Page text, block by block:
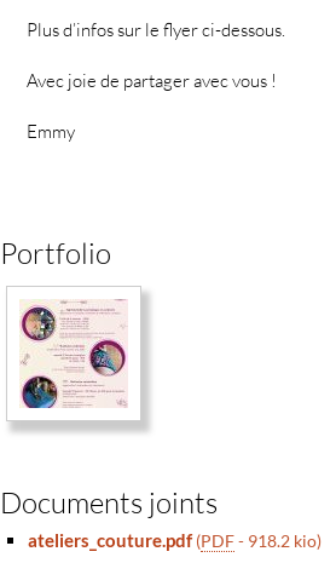
Plus d’infos sur le flyer ci-dessous.
Avec joie de partager avec vous !
Emmy
Portfolio
Documents joints
ateliers_couture.pdf (PDF- 918.2 kio)